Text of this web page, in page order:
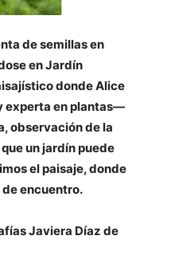
de semillas en
en Jardín
donde Alice
experta en plantas—
observación de la
un jardín puede
el paisaje, donde
encuentro.
Javiera Díaz de